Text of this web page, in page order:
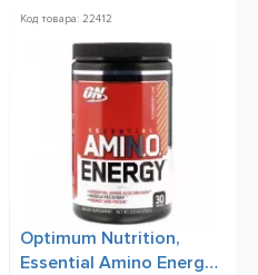
Код товара: 22412
Optimum Nutrition,
Essential Amino Energy,